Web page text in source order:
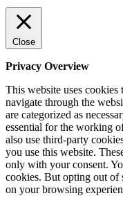
Close
Privacy Overview
This website uses
navigate through the
are categorized as
essential for the working
also use third-party
you use this website.
only with your consent.
cookies. But opting out of
on your browsing